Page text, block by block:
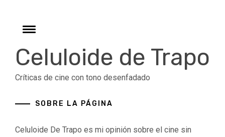
contentToggle
Celuloide de Trapo
Críticas de cine con tono desenfadado
SOBRE LA PÁGINA
Celuloide De Trapo es mi opinión sobre el cine sin